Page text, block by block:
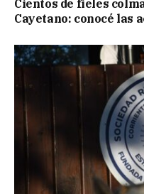
Cientos de fieles
Cayetano: conocé las